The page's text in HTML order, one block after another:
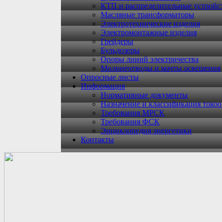
КТП и распределительные
Масляные трансформаторы
Электротехнические изделия
Электромонтажные изделия
Грейдеры
Бульдозеры
Опоры линий электричества
Молниеотводы и мачты освещения
Опросные листы
Информация
Нормативные документы
Назначение и классификация
Требования МРСК
Требования ФСК
Энциклопедия энергетики
Контакты